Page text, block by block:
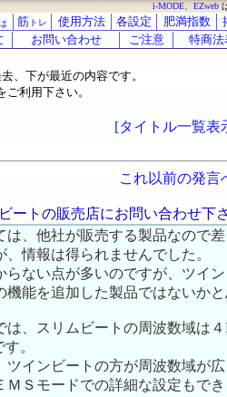
i-MODE、EZweb
筋 トレ 使用方法 各設定 肥満指数
お問い合わせ ご注意 特商法
、下が最近の内容です。
ご利用下さい。
[タイトル一覧表
これ以前の発言
ートの販売店にお問い合わせ下さ
は、他社が販売する製品なので
情報は得られませんでした。
らない点が多いのですが、ツイ
機能を追加した製品ではないかと
は、スリムビートの周波数域は
。
ツインビートの方が周波数域が
ＭＳモードでの詳細な設定もで